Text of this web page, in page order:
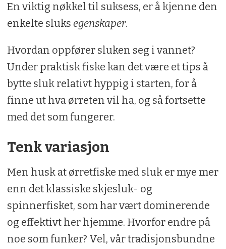
En viktig nøkkel til suksess, er å kjenne den
enkelte sluks egenskaper.
Hvordan oppfører sluken seg i vannet?
Under praktisk fiske kan det være et tips å
bytte sluk relativt hyppig i starten, for å
finne ut hva ørreten vil ha, og så fortsette
med det som fungerer.
Tenk variasjon
Men husk at ørretfiske med sluk er mye mer
enn det klassiske skjesluk- og
spinnerfisket, som har vært dominerende
og effektivt her hjemme. Hvorfor endre på
noe som funker? Vel, vår tradisjonsbundne